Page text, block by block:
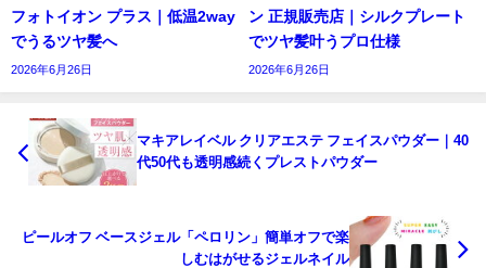
フォトイオン プラス｜低温2way
でうるツヤ髪へ
2026年6月26日
ン 正規販売店｜シルクプレート
でツヤ髪叶うプロ仕様
2026年6月26日
マキアレイベル クリアエステ フェイスパウダー｜40
代50代も透明感続くプレストパウダー
ピールオフ ベースジェル「ペロリン」簡単オフで楽
しむはがせるジェルネイル